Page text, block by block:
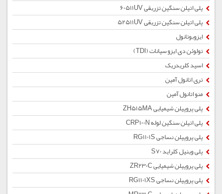
پلی اتیلن سنگین تزریقی 60511UV
پلی اتیلن سنگین تزریقی 52511UV
ایزوبوتانول
تولوئن دی ایزو سیانات (TDI)
اسید کلریدریک
تری اتانول آمین
منو اتانول آمین
پلی پروپیلن شیمیایی ZH515MA
پلی اتیلن سنگین لوله CRP100N
پلی پروپیلن نساجی RG1101S
پلی وینیل کلراید S70
پلی پروپیلن شیمیایی ZR230C
پلی پروپیلن نساجی RG1101XS